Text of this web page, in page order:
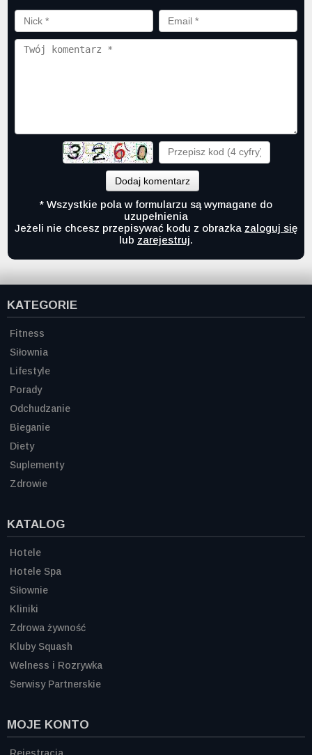
Dodaj komentarz
* Wszystkie pola w formularzu są wymagane do
uzupełnienia
Jeżeli nie chcesz przepisywać kodu z obrazka zaloguj się
lub zarejestruj.
KATEGORIE
Fitness
Siłownia
Lifestyle
Porady
Odchudzanie
Bieganie
Diety
Suplementy
Zdrowie
KATALOG
Hotele
Hotele Spa
Siłownie
Kliniki
Zdrowa żywność
Kluby Squash
Welness i Rozrywka
Serwisy Partnerskie
MOJE KONTO
Rejestracja